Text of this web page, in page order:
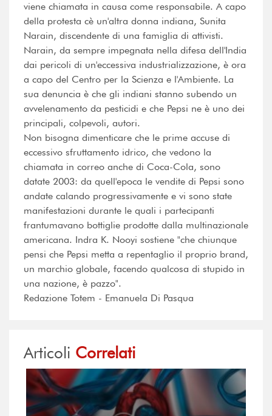
viene chiamata in causa come responsabile. A capo
della protesta cè un'altra donna indiana, Sunita
Narain, discendente di una famiglia di attivisti.
Narain, da sempre impegnata nella difesa dell'India
dai pericoli di un'eccessiva industrializzazione, è ora
a capo del Centro per la Scienza e l'Ambiente. La
sua denuncia è che gli indiani stanno subendo un
avvelenamento da pesticidi e che Pepsi ne è uno dei
principali, colpevoli, autori.
Non bisogna dimenticare che le prime accuse di
eccessivo sfruttamento idrico, che vedono la
chiamata in correo anche di Coca-Cola, sono
datate 2003: da quell'epoca le vendite di Pepsi sono
andate calando progressivamente e vi sono state
manifestazioni durante le quali i partecipanti
frantumavano bottiglie prodotte dalla multinazionale
americana. Indra K. Nooyi sostiene "che chiunque
pensi che Pepsi metta a repentaglio il proprio brand,
un marchio globale, facendo qualcosa di stupido in
una nazione, è pazzo".
Redazione Totem - Emanuela Di Pasqua
Articoli Correlati